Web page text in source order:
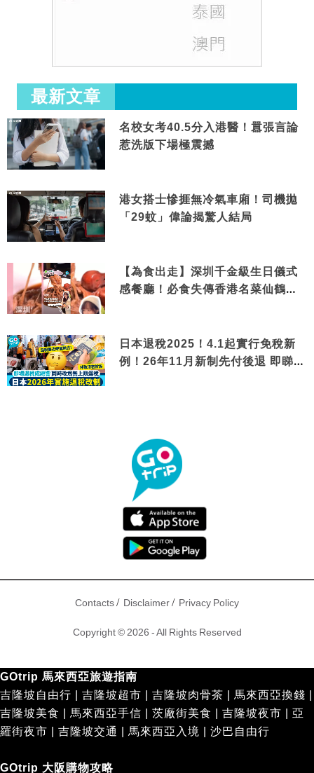
最新文章
名校女考40.5分入港醫！囂張言論
惹洗版下場極震撼
港女搭士慘捱無冷氣車廂！司機拋
「29蚊」偉論揭驚人結局
【為食出走】深圳千金級生日儀式
感餐廳！必食失傳香港名菜仙鶴神
日本退稅2025！4.1起實行免稅新
例！26年11月新制先付後退 即睇步
Contacts/ Disclaimer/ Privacy Policy
Copyright © 2026 - All Rights Reserved
GOtrip 馬來西亞旅遊指南
吉隆坡自由行
吉隆坡超市 吉隆坡肉骨茶 馬來西亞換錢
吉隆坡美食
馬來西亞手信 茨廠街美食 吉隆坡夜市
亞
羅街夜市
吉隆坡交通 馬來西亞入境 沙巴自由行
GOtrip 大阪購物攻略